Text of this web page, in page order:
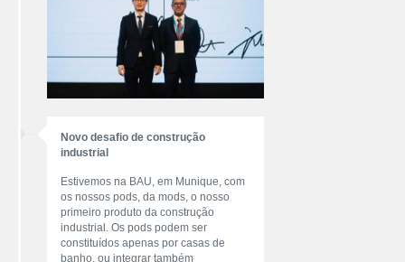
Novo desafio de construção
industrial
Estivemos na BAU, em Munique, com
os nossos pods, da mods, o nosso
primeiro produto da construção
industrial. Os pods podem ser
constituídos apenas por casas de
banho, ou integrar também